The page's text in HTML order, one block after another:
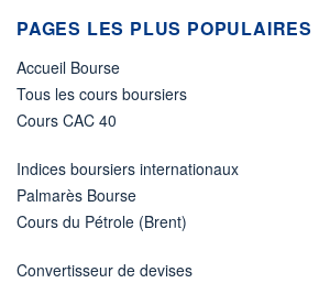
PAGES LES PLUS POPULAIRES
Accueil Bourse
Tous les cours boursiers
Cours CAC 40
Indices boursiers internationaux
Palmarès Bourse
Cours du Pétrole (Brent)
Convertisseur de devises